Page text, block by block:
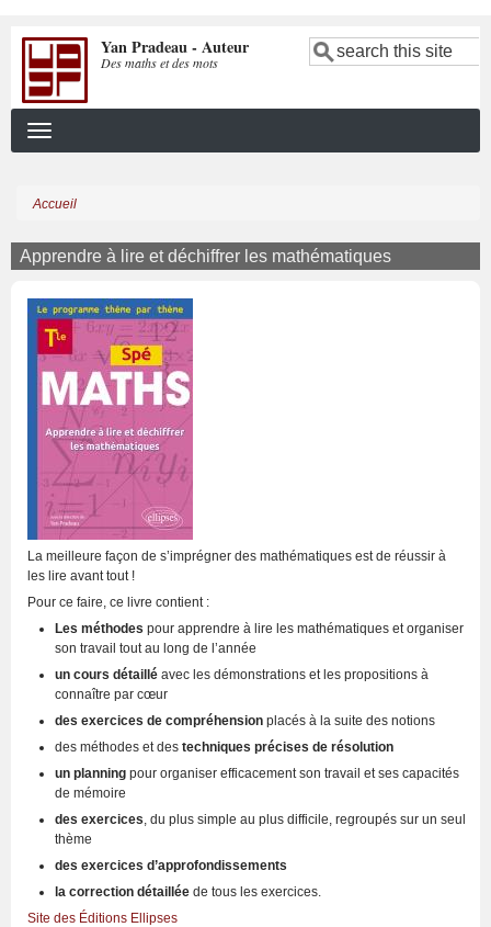
contenu
principal
Search
Yan Pradeau - Auteur
Des maths et des mots
d'Ariane
Accueil
Apprendre à lire et déchiffrer les mathématiques
La meilleure façon de s’imprégner des mathématiques est de réussir à
les lire avant tout !
Pour ce faire, ce livre contient :
Les méthodes pour apprendre à lire les mathématiques et organiser
son travail tout au long de l’année
un cours détaillé avec les démonstrations et les propositions à
connaître par cœur
des exercices de compréhension placés à la suite des notions
des méthodes et des techniques précises de résolution
un planning pour organiser efficacement son travail et ses capacités
de mémoire
des exercices, du plus simple au plus difficile, regroupés sur un seul
thème
des exercices d’approfondissements
la correction détaillée de tous les exercices.
Site des Éditions Ellipses